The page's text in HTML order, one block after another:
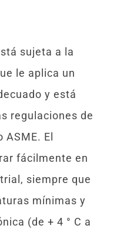
sujeta a la
le aplica un
y está
regulaciones de
El
fácilmente en
siempre que
mínimas y
(de + 4 ° C a